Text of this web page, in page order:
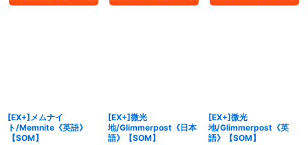
[EX+]メムナイ
ト/Memnite《英語》
【SOM】
[EX+]微光
地/Glimmerpost《日本
語》【SOM】
[EX+]微光
地/Glimmerpost《英
語》【SOM】